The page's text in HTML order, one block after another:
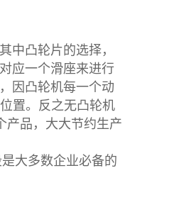
凸轮片的选择，
应一个滑座来进行
因凸轮机每一个动
置。反之无凸轮机
产品，大大节约生产
大多数企业必备的